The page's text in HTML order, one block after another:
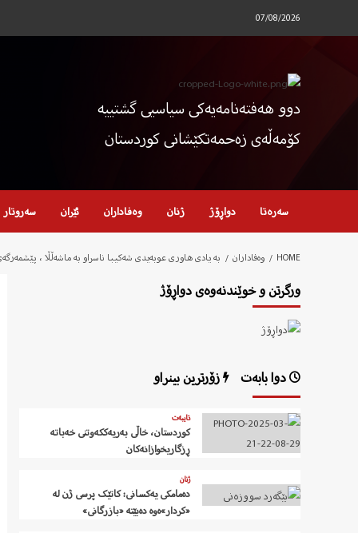
07/08/2026
دوو هەفتەنامەیەکی سیاسیی گشتییە
کۆمەڵەی زەحمەتکێشانی کوردستان
سەرەتا دواڕۆژ ژنان وەفاداران ئێران سەروتار
HOME وەفاداران به‌ یادی هاوری عوبه‌یدی شه‌کیبا ناسراو به‌ ماشه‌ڵڵا ،
ورگرتن و خوێندنەوەی دواڕۆژ
دوا بابەت زۆرترین بینراو
تایبەت
کوردستان، خاڵی بەریەککەوتنی خەباتە
ڕزگاریخوازانەکان
ژنان
دەمامکی یەکسانی: کاتێک پرسی ژن لە
«کردار»ەوە دەبێتە «بازرگانی»